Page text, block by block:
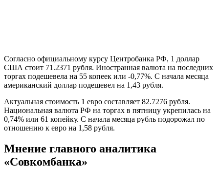
Согласно официальному курсу Центробанка РФ, 1 доллар
США стоит 71.2371 рубля. Иностранная валюта на последних
торгах подешевела на 55 копеек или -0,77%. С начала месяца
американский доллар подешевел на 1,43 рубля.
Актуальная стоимость 1 евро составляет 82.7276 рубля.
Национальная валюта РФ на торгах в пятницу укрепилась на
0,74% или 61 копейку. С начала месяца рубль подорожал по
отношению к евро на 1,58 рубля.
Мнение главного аналитика
«Совкомбанка»